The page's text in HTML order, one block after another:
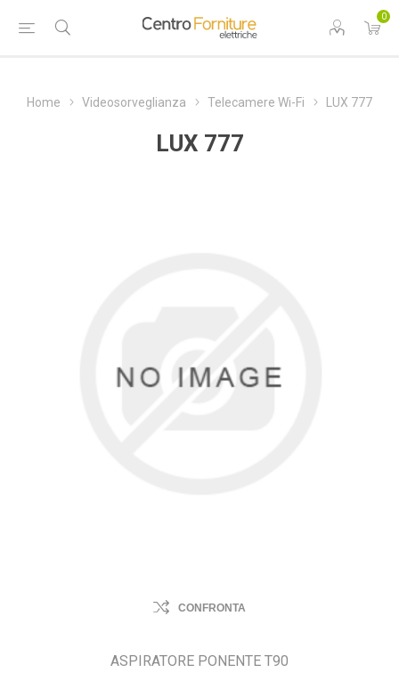
0
Home Videosorveglianza Telecamere Wi-Fi LUX 777
LUX 777
CONFRONTA
ASPIRATORE PONENTE T90